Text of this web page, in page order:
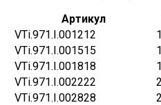
Артикул
VTi.971.I.001212
VTi.971.I.001515
VTi.971.I.001818
VTi.971.I.002222
VTi.971.I.002828